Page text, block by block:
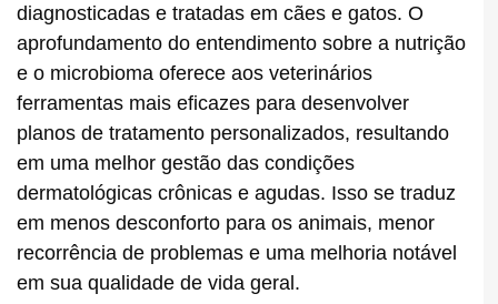
diagnosticadas e tratadas em cães e gatos. O
aprofundamento do entendimento sobre a nutrição
e o microbioma oferece aos veterinários
ferramentas mais eficazes para desenvolver
planos de tratamento personalizados, resultando
em uma melhor gestão das condições
dermatológicas crônicas e agudas. Isso se traduz
em menos desconforto para os animais, menor
recorrência de problemas e uma melhoria notável
em sua qualidade de vida geral.